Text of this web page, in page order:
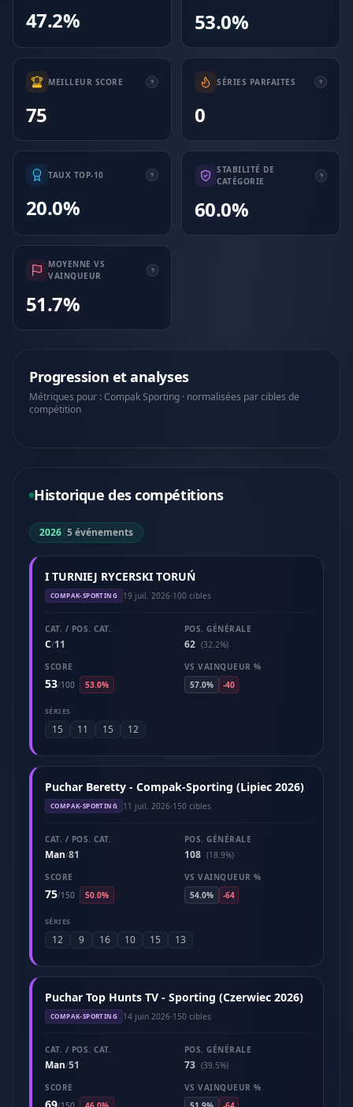
47.2% 53.0%
MEILLEUR SCORE
75
SÉRIES PARFAITES
0
TAUX TOP-10
20.0%
STABILITÉ DE
CATÉGORIE
60.0%
MOYENNE VS
VAINQUEUR
51.7%
Progression et analyses
Métriques pour : Compak Sporting · normalisées par cibles de
compétition
Historique des compétitions
2026|5 événements
I TURNIEJ RYCERSKI TORUŃ
COMPAK-SPORTING 19 juil. 2026·100 cibles
CAT. / POS. CAT.
C/11
POS. GÉNÉRALE
62 (32.2%)
SCORE
53/100 53.0%
VS VAINQUEUR %
57.0%
-40
SÉRIES
15 11 15 12
Puchar Beretty - Compak-Sporting (Lipiec 2026)
COMPAK-SPORTING 11 juil. 2026·150 cibles
CAT. / POS. CAT.
Man/81
POS. GÉNÉRALE
108 (18.9%)
SCORE
75/150 50.0%
VS VAINQUEUR %
54.0%
-64
SÉRIES
12 9 16 10 15 13
Puchar Top Hunts TV - Sporting (Czerwiec 2026)
COMPAK-SPORTING 14 juin 2026·150 cibles
CAT. / POS. CAT.
Man/51
POS. GÉNÉRALE
73 (39.5%)
SCORE
VS VAINQUEUR %